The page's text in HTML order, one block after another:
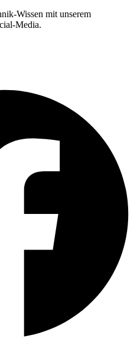
Wissen mit unserem
Media.